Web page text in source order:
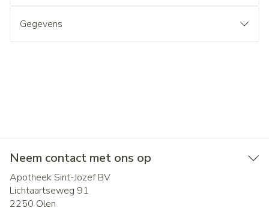
Gegevens
Neem contact met ons op
Apotheek Sint-Jozef BV
Lichtaartseweg 91
2250 Olen